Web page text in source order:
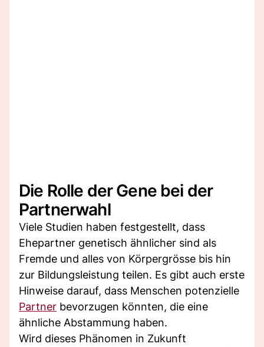
Die Rolle der Gene bei der
Partnerwahl
Viele Studien haben festgestellt, dass
Ehepartner genetisch ähnlicher sind als
Fremde und alles von Körpergrösse bis hin
zur Bildungsleistung teilen. Es gibt auch erste
Hinweise darauf, dass Menschen potenzielle
Partner bevorzugen könnten, die eine
ähnliche Abstammung haben.
Wird dieses Phänomen in Zukunft